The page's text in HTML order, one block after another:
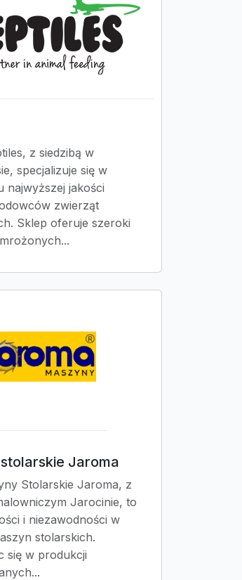
z siedzibą w
specjalizuje się w
najwyższej jakości
zwierząt
Sklep oferuje szeroki
Jaroma
Stolarskie Jaroma, z
Jarocinie, to
i niezawodności w
stolarskich.
się w produkcji